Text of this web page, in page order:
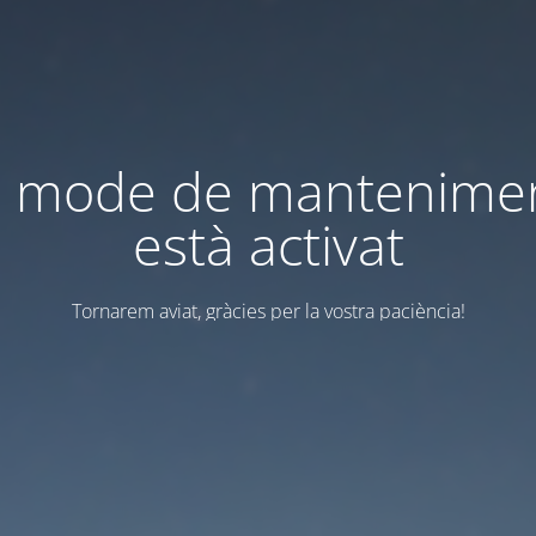
mode de
està activat
Tornarem aviat, gràcies per la vostra paciència!